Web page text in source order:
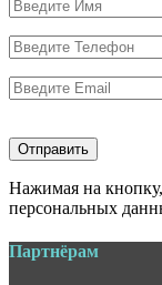
Нажимая на
персональных
Партнёрам